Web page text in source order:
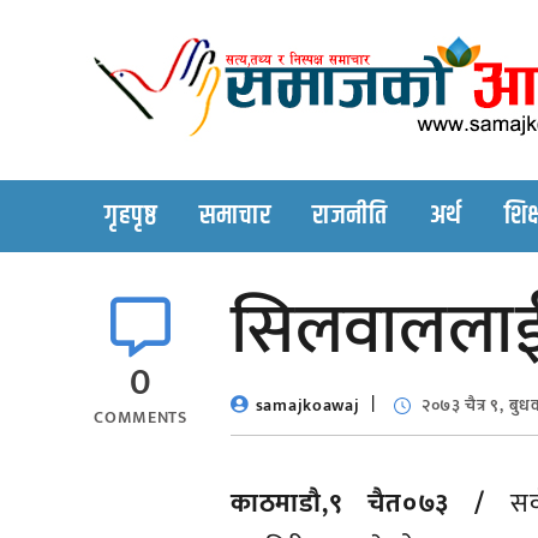
गृहपृष्ठ समाचार राजनीति अर्थ
0
COMMENTS samajkoawaj २०७३ चैत्र ९,
काठमाडौ,९ चैत०७३ /